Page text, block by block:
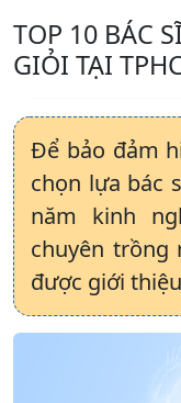
TOP 10 BÁC
GIỎI TẠI
Để bảo đảm
chọn lựa bác
năm kinh
chuyên trồng
được giới